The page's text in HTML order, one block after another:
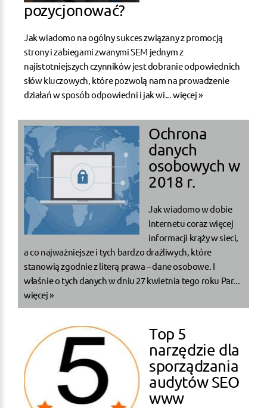
pozycjonować?
Jak wiadomo na ogólny sukces związany z promocją
strony i zabiegami zwanymi SEM jednym z
najistotniejszych czynników jest dobranie odpowiednich
słów kluczowych, które pozwolą nam na prowadzenie
działań w sposób odpowiedni i jak wi...więcej »
Ochrona
danych
osobowych w
2018 r.
Jak wiadomo w dobie
Internetu coraz więcej
informacji krąży w sieci,
a co najważniejsze i tych bardzo drażliwych, które
stanowią zgodnie z literą prawa – dane osobowe. I
właśnie o tych danych w dniu 27 kwietnia tego roku Par...
więcej »
Top 5
narzędzie dla
sporządzania
audytów SEO
www